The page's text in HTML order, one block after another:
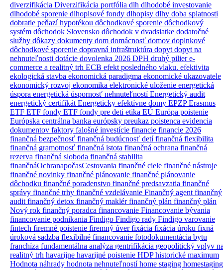
diverzifikácia Diverzifikácia portfólia dlh dlhodobé investovanie
dlhodobé sporenie dlhopisové fondy dlhopisy dlhy doba splatnosti
dobratie peňazí hypotékou dôchodkové sporenie dôchodkový
systém dôchodok Slovensko dôchodok v dvadsiatke dodatočné
služby dôkazy dokumenty dom domácnosť domov doplnkové
dôchodkové sporenie dopravná infraštruktúra dopyt dopyt na
nehnuteľnosti dotácie dovolenka 2026 DPH druhý piliere-
commerce a realitný trh ECB efekt posledného vlaku. efektivita
ekologická stavba ekonomická paradigma ekonomické ukazovatele
ekonomický rozvoj ekonomika elektronické uloženie energetická
úspora energetická úspornosť nehnuteľnostíEnergetický audit
energetický certifikát Energeticky efektívne domy EPZPErasmus
ETF ETF fondy ETF fondy pre deti etika EÚ Európa poistenie
Európska centrálna banka európsky preukaz poistenca evidencia
dokumentov faktory falošné investície financie financie 2026
finančná bezpečnosť finančná budúcnosť detífinančná flexibilita
finančná gramotnosť finančná istota finančná ochrana finančná
rezerva finančná sloboda finančná stabilita
finančnáOchranapočasCestovania finančné ciele finančné nástroje
finančné novinky finančné plánovanie finančné plánovanie
dôchodku finančné poradenstvo finančné predsavzatia finančné
správy finančné trhy finančné vzdelávanie Finančný agent finančný
audit finančný detox finančný maklérfinančný plán finančný plán
Nový rok finančný poradca financovanie Financovanie bývania
financovanie podnikania Findigo Findigo rady Findigo varovanie
fintech firemné poistenie firemný úverfixácia fixácia úroku fixná
úroková sadzba flexibilné financovanie fotodokumentácia bytu
franchíza fundamentálna analýza gentrifikácia geopolitický vplyv
realitný trh havarijne havarijné poistenie HDPhistorické maximum
Hodnota náhrady hodnota nehnuteľnostíhome staging homestaging